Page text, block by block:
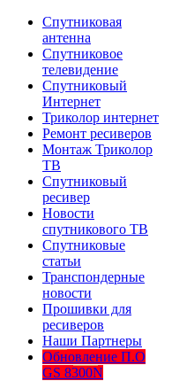
Спутниковая
антенна
Спутниковое
телевидение
Спутниковый
Интернет
Триколор интернет
Ремонт ресиверов
Монтаж Триколор
ТВ
Спутниковый
ресивер
Новости
спутникового ТВ
Спутниковые
статьи
Транспондерные
новости
Прошивки для
ресиверов
Наши Партнеры
Обновление П.О
GS 8300N